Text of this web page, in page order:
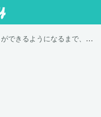
「やりたいことができるようになるまで、やらなくてはいけないことをしなさい。」は英語で "Do what you have to do until you can do what you want to do."